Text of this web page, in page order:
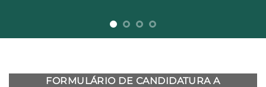
FORMULÁRIO DE CANDIDATURA A